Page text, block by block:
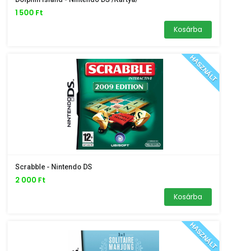
1 500 Ft
Kosárba
HASZNÁLT
Scrabble - Nintendo DS
2 000 Ft
Kosárba
HASZNÁLT